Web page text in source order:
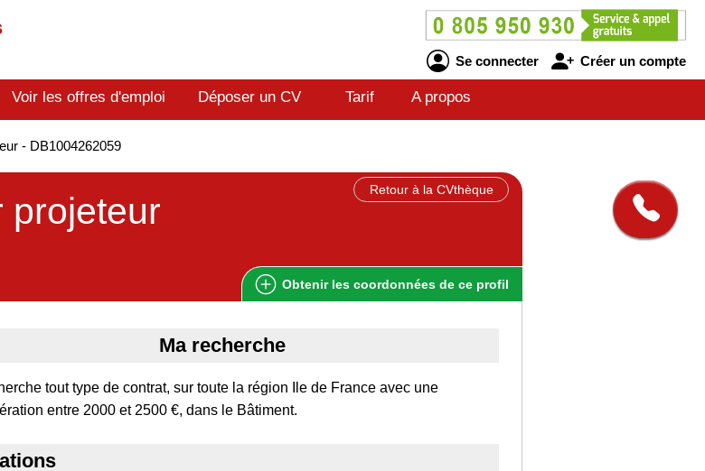
Se connecter Créer un compte
Voir les offres d'emploi Déposer un CV Tarif A propos
- DB1004262059
Retour à la CVthèque
projeteur
Obtenir les coordonnées de ce profil
Ma recherche
tout type de contrat, sur toute la région Ile de France avec une
entre 2000 et 2500 €, dans le Bâtiment.